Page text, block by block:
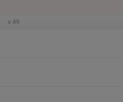
v.49